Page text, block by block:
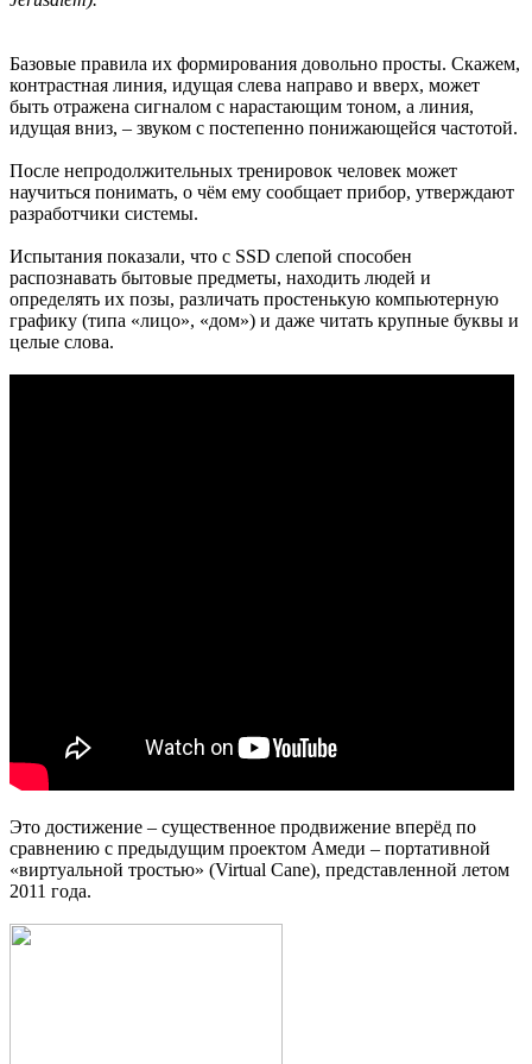
Базовые правила их формирования довольно просты. Скажем,
контрастная линия, идущая слева направо и вверх, может
быть отражена сигналом с нарастающим тоном, а линия,
идущая вниз, – звуком с постепенно понижающейся частотой.
После непродолжительных тренировок человек может
научиться понимать, о чём ему сообщает прибор, утверждают
разработчики системы.
Испытания показали, что с SSD слепой способен
распознавать бытовые предметы, находить людей и
определять их позы, различать простенькую компьютерную
графику (типа «лицо», «дом») и даже читать крупные буквы и
целые слова.
Это достижение – существенное продвижение вперёд по
сравнению с предыдущим проектом Амеди – портативной
«виртуальной тростью» (Virtual Cane), представленной летом
2011 года.